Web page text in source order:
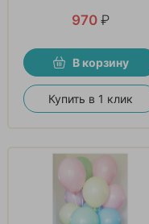
970 ₽
В корзину
Купить в 1 клик